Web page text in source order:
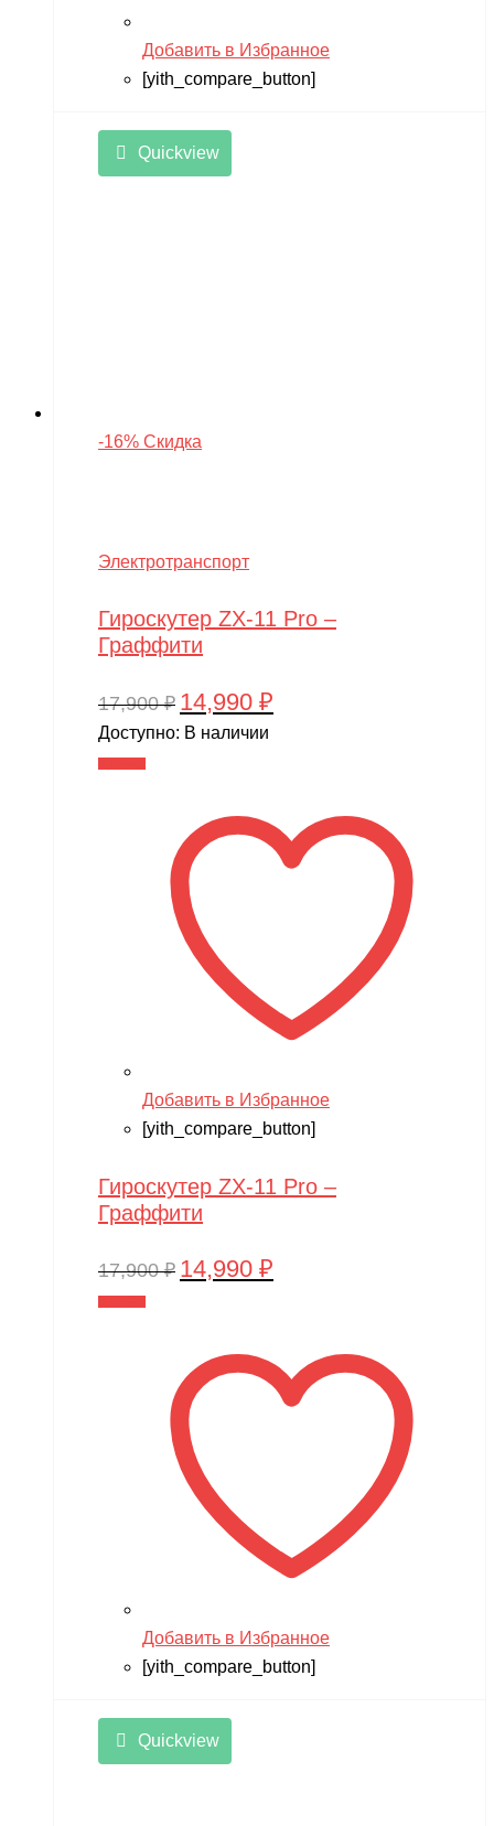
Добавить в Избранное
[yith_compare_button]
Quickview
-16% Скидка
Электротранспорт
Гироскутер ZX-11 Pro –
Граффити
17,900₽ Первоначальная
цена
14,990 ₽
Доступно: В наличии
Добавить в Избранное
[yith_compare_button]
Гироскутер ZX-11 Pro –
Граффити
17,900₽ Первоначальная
17,900 ₽.
14,990 ₽
Добавить в Избранное
[yith_compare_button]
Quickview